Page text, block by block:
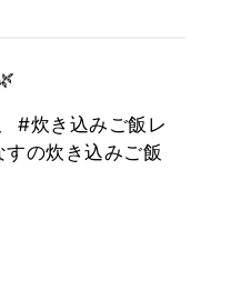
#炊き込みご飯レ
すの炊き込みご飯